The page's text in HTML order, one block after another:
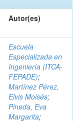
Autor(es)
Escuela
Especializada en
Ingeniería (ITCA-
FEPADE);
Martínez Pérez,
Elvis Moisés;
Pineda, Eva
Margarita;